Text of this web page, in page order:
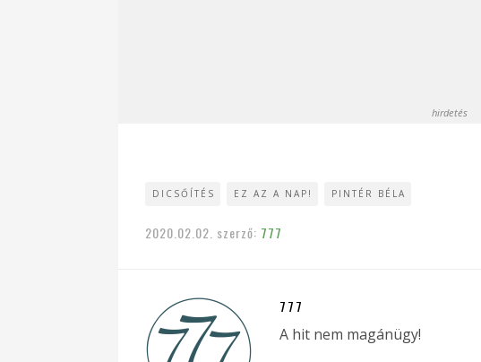
hirdetés
DICSŐÍTÉS EZ AZ A NAP! PINTÉR BÉLA
2020.02.02. szerző: 777
777
A hit nem magánügy!